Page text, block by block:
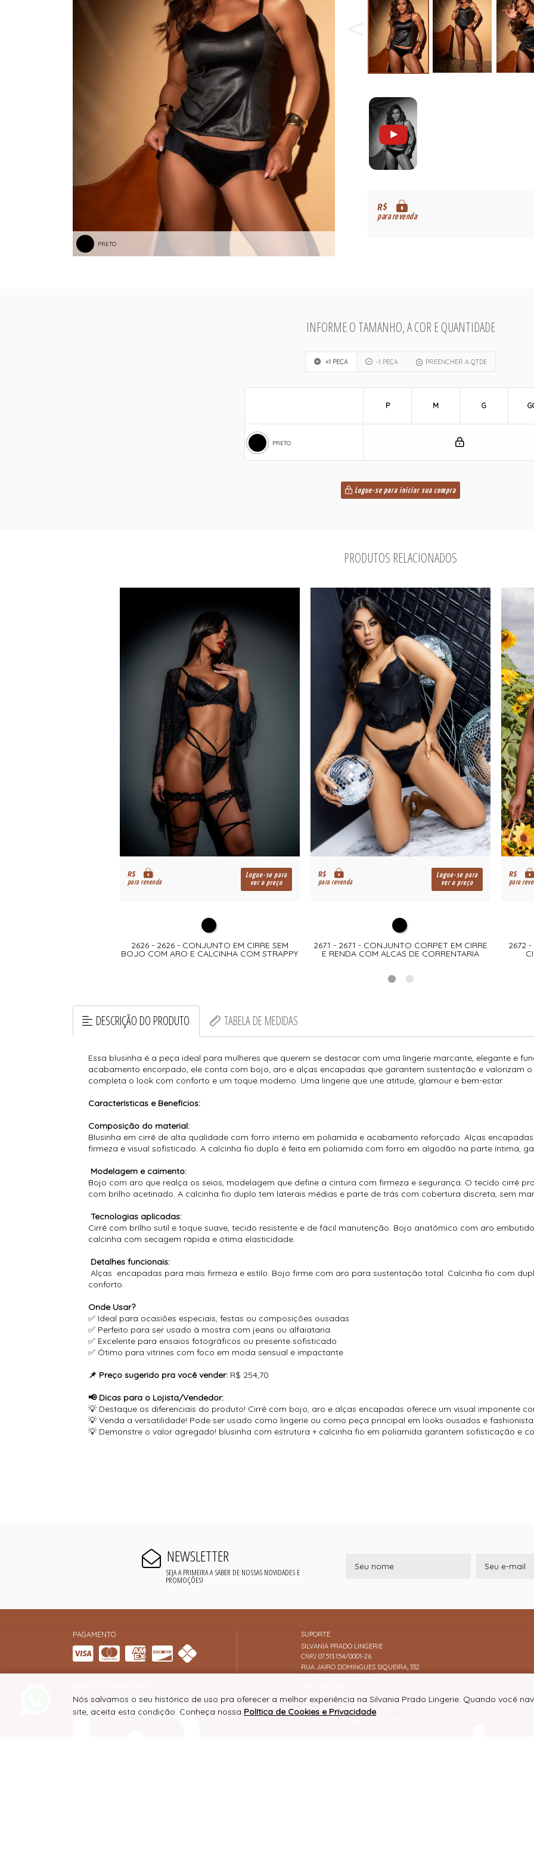
PRETO
R$
para revenda
INFORME O TAMANHO, A COR E QUANTIDADE
+1 PEÇA -1 PEÇA PREENCHER A QTDE
PRETO
P M G
Logue-se para iniciar sua compra
PRODUTOS RELACIONADOS
R$
para revenda
Logue-se para
ver o preço
2626 - 2626 - CONJUNTO EM CIRRE SEM
BOJO COM ARO E CALCINHA COM STRAPPY
R$
para revenda
Logue-se para
ver o preço
2671 - 2671 - CONJUNTO CORPET EM CIRRE
E RENDA COM ALCAS DE CORRENTARIA
R$
para
2672
DESCRIÇÃO DO PRODUTO TABELA DE MEDIDAS
Essa blusinha é a peça ideal para mulheres que querem se destacar com uma lingerie marcante, elegante e
acabamento encorpado, ele conta com bojo, aro e alças encapadas que garantem sustentação e valorizam
completa o look com conforto e um toque moderno. Uma lingerie que une atitude, glamour e bem-estar.
Características e Benefícios:
Composição do material:
Blusinha em cirrê de alta qualidade com forro interno em poliamida e acabamento reforçado. Alças
firmeza e visual sofisticado. A calcinha fio duplo é feita em poliamida com forro em algodão na parte íntima,
Modelagem e caimento:
Bojo com aro que realça os seios, modelagem que define a cintura com firmeza e segurança. O tecido cirrê
com brilho acetinado. A calcinha fio duplo tem laterais médias e parte de trás com cobertura discreta, sem
Tecnologias aplicadas:
Cirrê com brilho sutil e toque suave, tecido resistente e de fácil manutenção. Bojo anatômico com aro
calcinha com secagem rápida e ótima elasticidade.
Detalhes funcionais:
Alças encapadas para mais firmeza e estilo. Bojo firme com aro para sustentação total. Calcinha fio com
conforto.
Onde Usar?
✅ Ideal para ocasiões especiais, festas ou composições ousadas
✅ Perfeito para ser usado à mostra com jeans ou alfaiataria
✅ Excelente para ensaios fotográficos ou presente sofisticado
✅ Ótimo para vitrines com foco em moda sensual e impactante
📌 Preço sugerido pra você vender: R$ 254,70
📢 Dicas para o Lojista/Vendedor:
💡 Destaque os diferenciais do produto! Cirrê com bojo, aro e alças encapadas oferece um visual imponente
💡 Venda a versatilidade! Pode ser usado como lingerie ou como peça principal em looks ousados e
💡 Demonstre o valor agregado! blusinha com estrutura + calcinha fio em poliamida garantem sofisticação e
NEWSLETTER
SEJA A PRIMEIRA A SABER DE NOSSAS NOVIDADES E
PROMOÇÕES!
PAGAMENTO
SUPORTE
SILVANIA PRADO LINGERIE
CNPJ 07.513.154/0001-26
RUA JAIRO DOMINGUES SIQUEIRA, 332
TELEFONE +55 (35) 3553-1755
WHATSAPP +55 (35) 35531-755
Nós salvamos o seu histórico de uso pra oferecer a melhor experiência na Silvania Prado Lingerie. Quando você
site, aceita esta condição. Conheça nossa Política de Cookies e Privacidade.